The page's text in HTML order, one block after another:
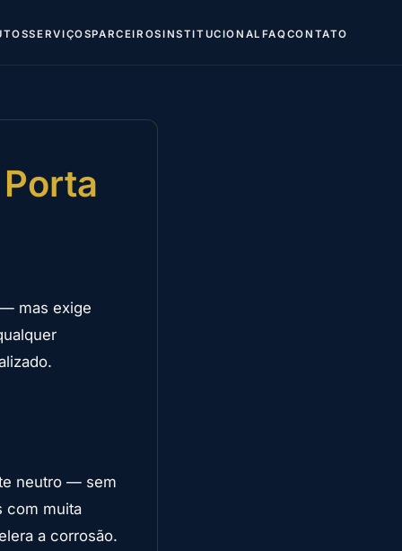
SERVIÇOSPARCEIROS INSTITUCIONAL FAQCONTATO
mas exige
neutro — sem
com muita
a corrosão.